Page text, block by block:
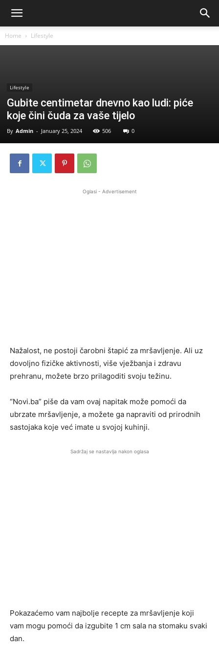
Home Lifestyle
Lifestyle
Gubite centimetar dnevno kao ludi: piće
koje čini čuda za vaše tijelo
By Admin - January 25, 2024 506 0
Oglasi - Advertisement
Nažalost, ne postoji čarobni štapić za mršavljenje. Ali uz
dovoljno fizičke aktivnosti, više vježbanja i zdravu
prehranu, možete brzo prilagoditi svoju težinu.
“Novi.ba” piše da vam ovaj napitak može pomoći da
ubrzate mršavljenje, a možete ga napraviti od prirodnih
sastojaka koje već imate u svojoj kuhinji.
Sadržaj se nastavlja nakon oglasa
Pokazaćemo vam najbolje recepte za mršavljenje koji
vam mogu pomoći da izgubite 1 cm sala na stomaku svaki
dan.